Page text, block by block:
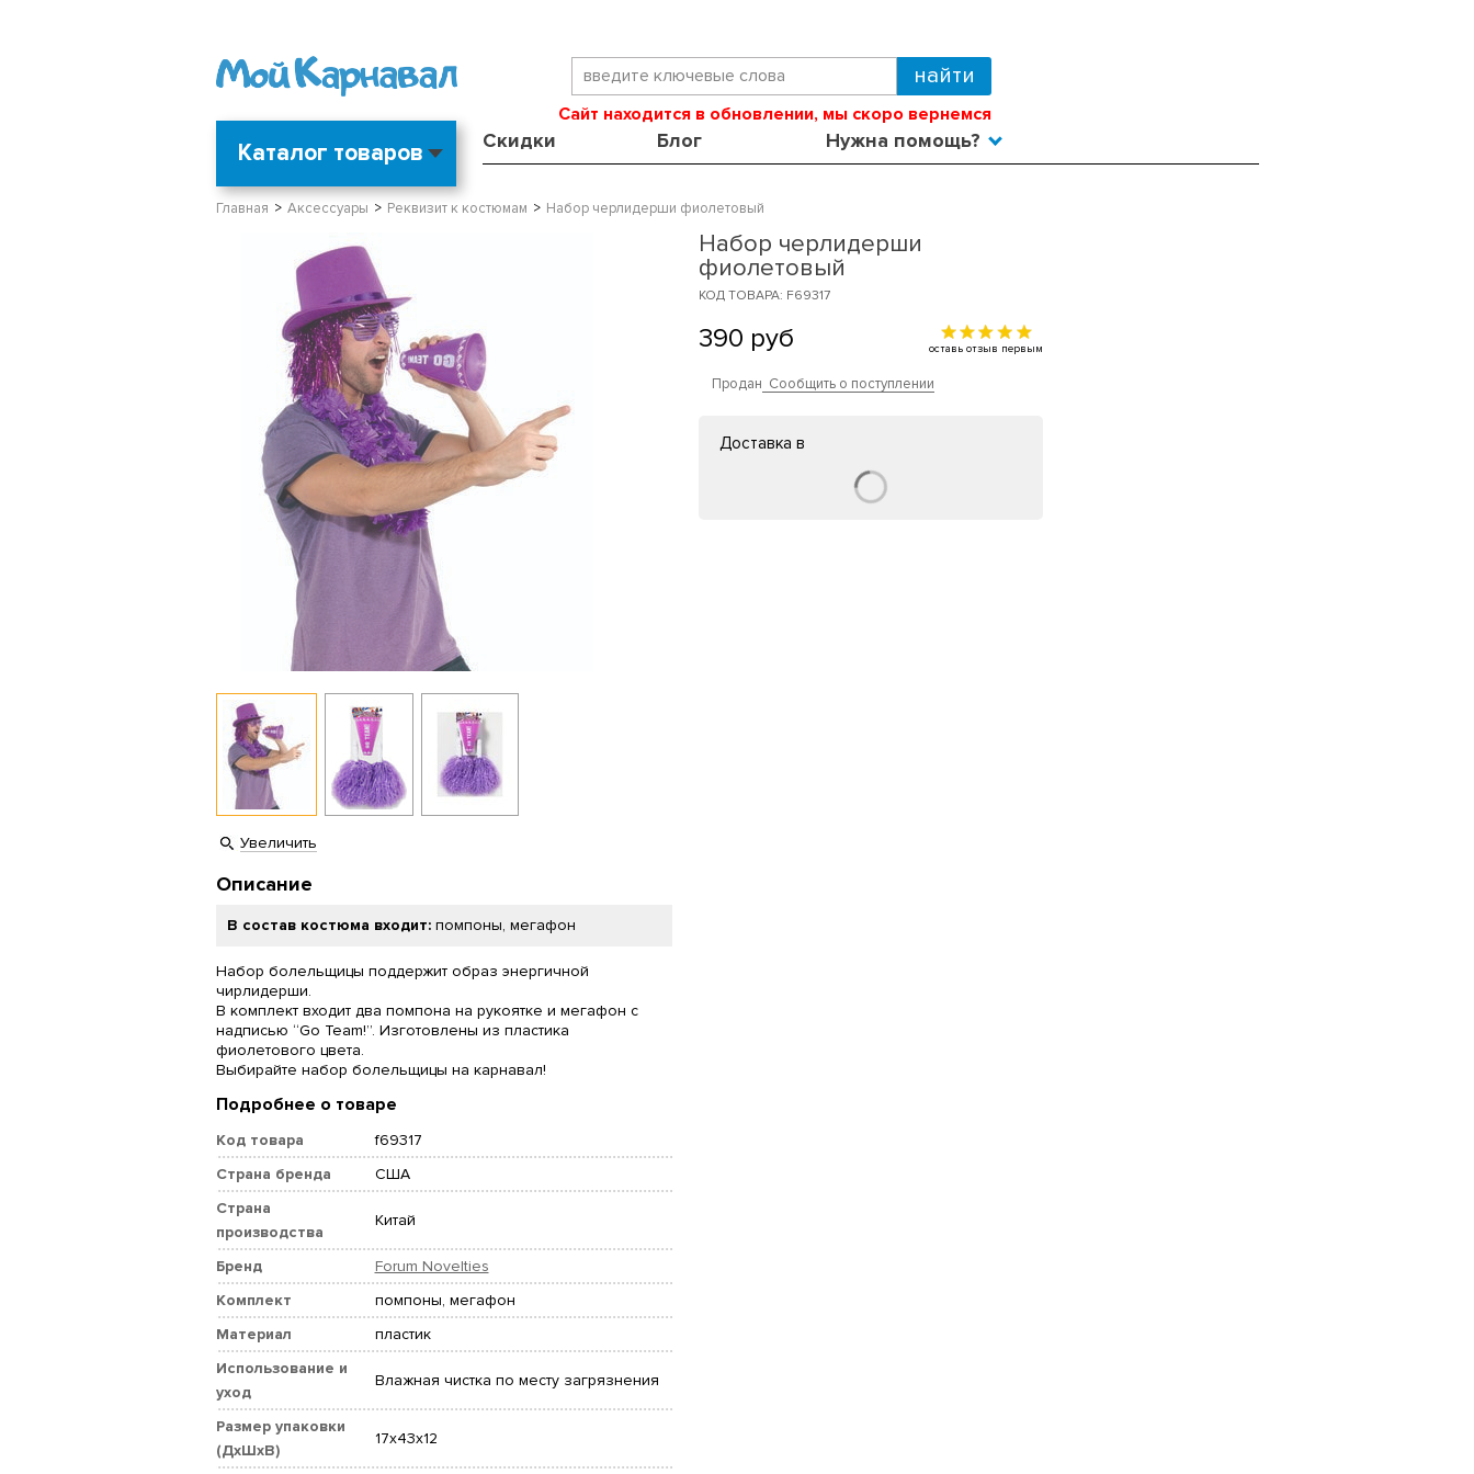
Сайт находится в обновлении, мы скоро вернемся
Каталог товаров Скидки Блог Нужна помощь?
Главная Аксессуары Реквизит к костюмам Набор черлидерши фиолетовый
Увеличить
Набор черлидерши
фиолетовый
КОД ТОВАРА: F69317
390 руб оставь отзыв первым
Продан Сообщить о поступлении
Доставка в
Описание
В состав костюма входит: помпоны, мегафон
Набор болельщицы поддержит образ энергичной
чирлидерши.
В комплект входит два помпона на рукоятке и мегафон с
надписью “Go Team!”. Изготовлены из пластика
фиолетового цвета.
Выбирайте набор болельщицы на карнавал!
Подробнее о товаре
Код товара
f69317
Страна бренда
США
Страна
производства
Китай
Бренд
Forum Novelties
Комплект
помпоны, мегафон
Материал
пластик
Использование и
уход
Влажная чистка по месту загрязнения
Размер упаковки
(ДхШхВ)
17x43x12